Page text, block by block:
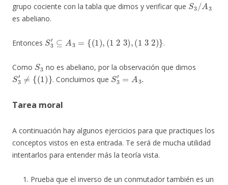
grupo cociente con la tabla que dimos y verificar que
es abeliano.
Entonces
S3 3 1) , 1 3 ,( 13 )
.
Como
S3
no es abeliano, por la observación que dimos
S3′≠{ (1)}
. Concluimos que
S3′=A3 .
Tarea moral
A continuación hay algunos ejercicios para que practiques los
conceptos vistos en esta entrada. Te será de mucha utilidad
intentarlos para entender más la teoría vista.
Prueba que el inverso de un conmutador también es un